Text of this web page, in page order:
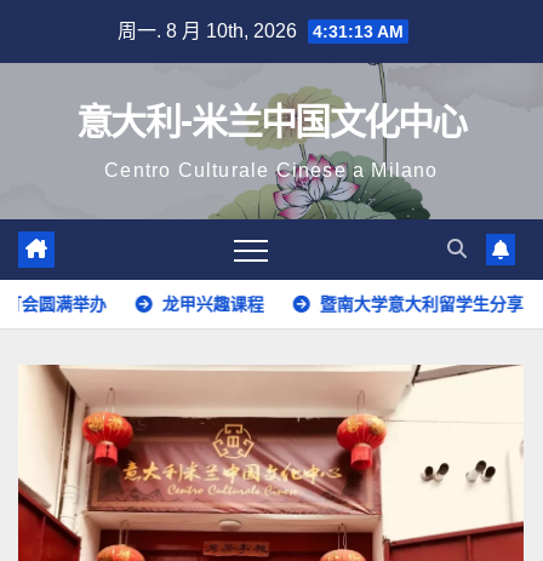
周一. 8 月 10th, 2026 4:31:15 AM
意大利-米兰中国文化中心
Centro Culturale Cinese a Milano
趣课程 暨南大学意大利留学生分享 意大利语开班啦！